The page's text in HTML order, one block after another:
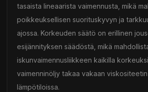
tasaista lineaarista vaimennusta, mikä
poikkeuksellisen suorituskyvyn ja
ajossa. Korkeuden säätö on erillinen
esijännityksen säädöstä, mikä
iskunvaimennusliikkeen kaikilla
vaimenninöljy takaa vakaan
lämpötiloissa.